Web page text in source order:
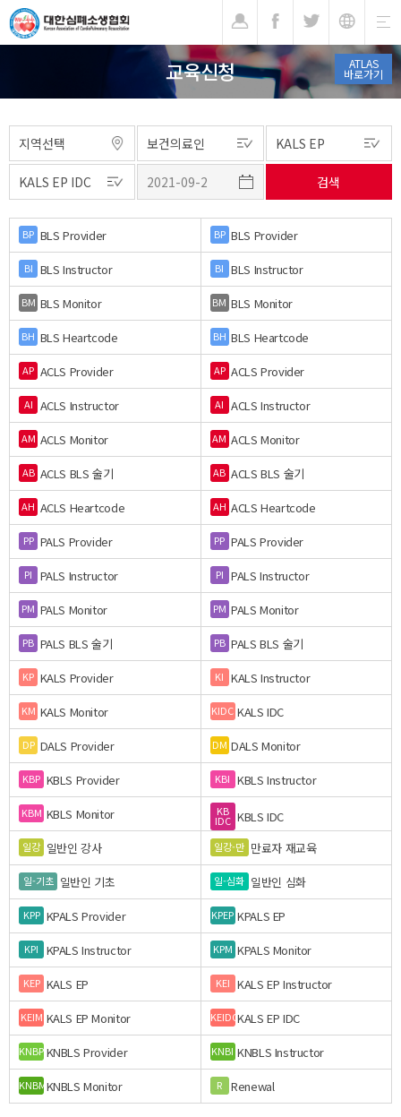
ATLAS
바로가기
교육신청
BP BLS Provider BP BLS Provider
BI BLS Instructor BI BLS Instructor
BM BLS Monitor BM BLS Monitor
BH BLS Heartcode BH BLS Heartcode
AP ACLS Provider AP ACLS Provider
AI ACLS Instructor AI ACLS Instructor
AM ACLS Monitor AM ACLS Monitor
AB ACLS BLS 술기 AB ACLS BLS 술기
AH ACLS Heartcode AH ACLS Heartcode
PP PALS Provider PP PALS Provider
PI PALS Instructor PI PALS Instructor
PM PALS Monitor PM PALS Monitor
PB PALS BLS 술기 PB PALS BLS 술기
KP KALS Provider KI KALS Instructor
KM KALS Monitor KIDC KALS IDC
DP DALS Provider DM DALS Monitor
KBP KBLS Provider KBI KBLS Instructor
KBM KBLS Monitor KB
IDC KBLS IDC
일강 일반인 강사 일강-만 만료자 재교육
일-기초 일반인 기초 일-심화 일반인 심화
KPP KPALS Provider KPEP KPALS EP
KPI KPALS Instructor KPM KPALS Monitor
KEP KALS EP KEI KALS EP Instructor
KEIM KALS EP Monitor KEIDCKALS EP IDC
KNBPKNBLS Provider KNBI KNBLS Instructor
KNBMKNBLS Monitor R Renewal